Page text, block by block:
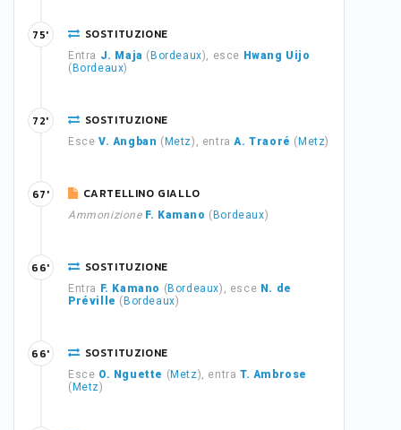
SOSTITUZIONE
Entra J. Maja ( Bordeaux), esce Hwang Uijo
( Bordeaux)
75'
SOSTITUZIONE
Esce V. Angban ( Metz), entraA. Traoré ( Metz)
72'
CARTELLINO GIALLO
Ammonizione F. Kamano ( Bordeaux)
67'
SOSTITUZIONE
Entra F. Kamano ( Bordeaux), esce N. de
Préville ( Bordeaux)
66'
SOSTITUZIONE
Esce O. Nguette ( Metz), entraT. Ambrose
( Metz)
66'